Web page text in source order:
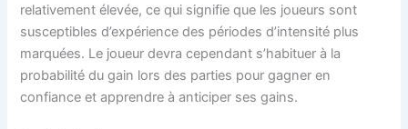
relativement élevée, ce qui signifie que les joueurs sont
susceptibles d’expérience des périodes d’intensité plus
marquées. Le joueur devra cependant s’habituer à la
probabilité du gain lors des parties pour gagner en
confiance et apprendre à anticiper ses gains.